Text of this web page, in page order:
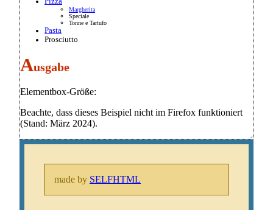
Margherita
Speciale
Tonne e Tartufo
Pasta
Prosciutto
Ausgabe
Elementbox-Größe:
Beachte, dass dieses Beispiel nicht im Firefox funktioniert
(Stand: März 2024).
made by SELFHTML